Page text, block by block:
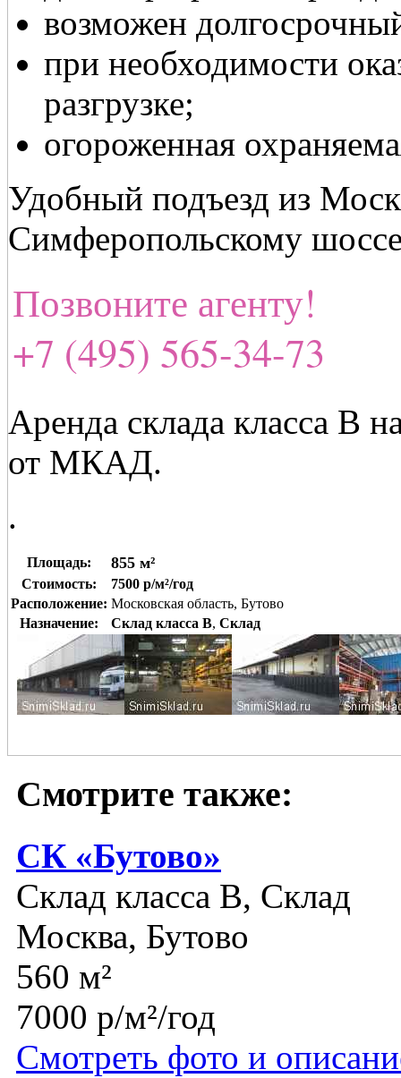
возможен
при необходимости
разгрузке;
огороженная
Удобный подъезд из
Симферопольскому
Позвоните агенту!
+7 (495) 565-34-73
Аренда склада класса В
от МКАД.
.
Площадь: 855 м²
Стоимость:
7500 р/м²/год
Расположение: Московская область, Бутово
Назначение:
Склад класса B, Склад
Смотрите также:
СК «Бутово»
Склад класса B, Склад
Москва, Бутово
560 м²
7000 р/м²/год
Смотреть фото и